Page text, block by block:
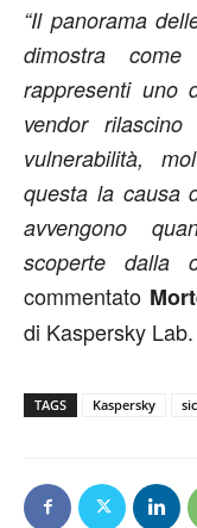
“Il panorama
dimostra
rappresenti uno
vendor
vulnerabilità,
questa la causa
avvengono
scoperte dalla
commentato
di Kaspersky Lab.
TAGS Kaspersky